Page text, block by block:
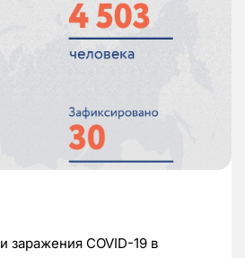
заражения COVID-19 в